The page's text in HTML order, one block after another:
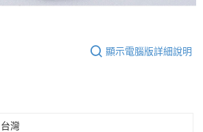
顯示電腦版詳細說明
台灣